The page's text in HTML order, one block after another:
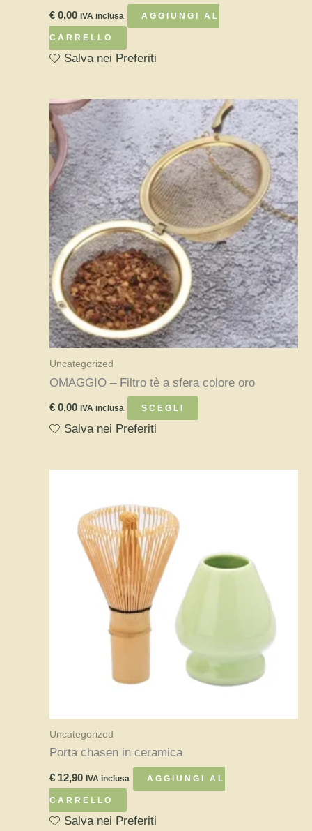
€ 0,00 IVA inclusa AGGIUNGI AL
CARRELLO
Salva nei Preferiti
Uncategorized
OMAGGIO – Filtro tè a sfera colore oro
€ 0,00 IVA inclusa SCEGLI
più
possono
prodotto
Salva nei Preferiti
Uncategorized
Porta chasen in ceramica
€ 12,90 IVA inclusa AGGIUNGI AL
CARRELLO
Salva nei Preferiti